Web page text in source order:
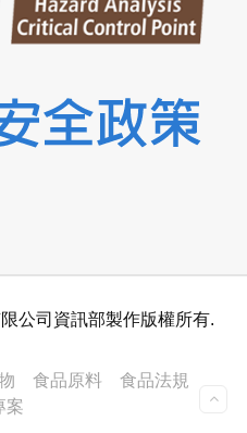
公司資訊部製作版權所有.
食品原料
食品法規
案